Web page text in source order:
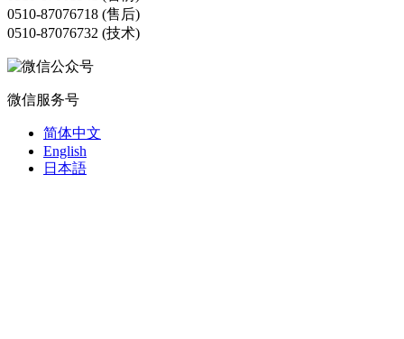
0510-87076718 (售后)
0510-87076732 (技术)
微信服务号
简体中文
English
日本語